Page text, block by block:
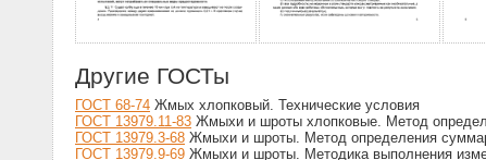
Другие ГОСТы
ГОСТ 68-74 Жмых хлопковый. Технические условия
ГОСТ 13979.11-83 Жмыхи и шроты хлопковые. Метод
ГОСТ 13979.3-68 Жмыхи и шроты. Метод определения
ГОСТ 13979.9-69 Жмыхи и шроты. Методика выполнения